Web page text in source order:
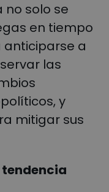
no solo se
en tiempo
anticiparse a
las
y
mitigar sus
tendencia